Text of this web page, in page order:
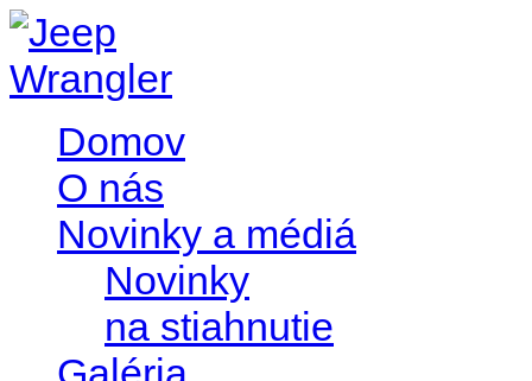
Domov
O nás
Novinky a médiá
Novinky
na stiahnutie